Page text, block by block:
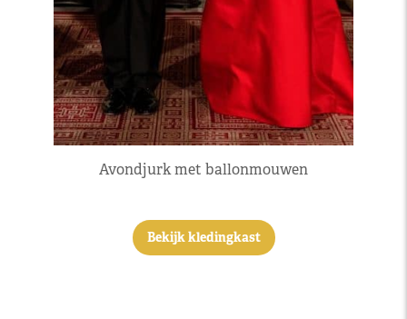
Avondjurk met ballonmouwen
Bekijk kledingkast